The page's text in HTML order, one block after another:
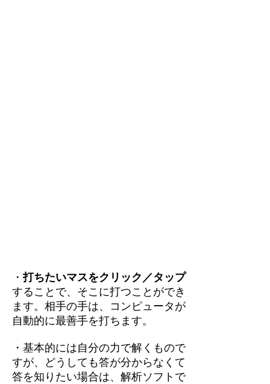
・打ちたいマスをクリック／タップ
することで、そこに打つことができ
ます。相手の手は、コンピュータが
自動的に最善手を打ちます。
・基本的には自分の力で解くもので
すが、どうしても答が分からなくて
答を知りたい場合は、解析ソフトで